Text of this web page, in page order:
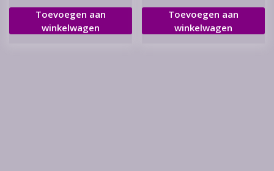
Toevoegen aan
winkelwagen
Toevoegen aan
winkelwagen